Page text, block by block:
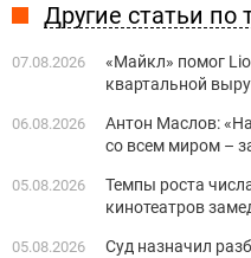
Другие статьи по
07.08.2026
«Майкл» помог
квартальной
06.08.2026
Антон Маслов:
со всем миром –
05.08.2026
Темпы роста
кинотеатров
05.08.2026
Суд назначил